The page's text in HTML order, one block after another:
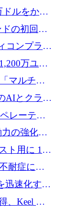
ドルをかけ
構築
の初回ク
コンプライ
万ユーロ
万ユー
マルチプ
ムを構築
調達
AIとクラウ
に470万ポ
レーティ
万ユーロ
の強化に
得ト用に 110
開始
耐症に取
迅速化する
る
、Keel の